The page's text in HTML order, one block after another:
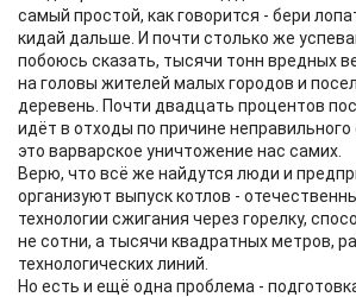
самый простой, как говорится - бери
кидай дальше. И почти столько же
побоюсь сказать, тысячи тонн вредных
на головы жителей малых городов и
деревень. Почти двадцать процентов
идёт в отходы по причине неправильного
это варварское уничтожение нас самих.
Верю, что всё же найдутся люди и
организуют выпуск котлов -
технологии сжигания через горелку,
не сотни, а тысячи квадратных метров,
технологических линий.
Но есть и ещё одна проблема -